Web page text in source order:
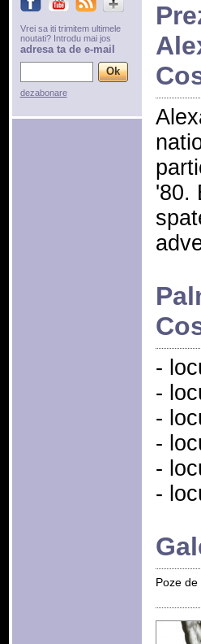
'80.
-
-
-
-
-
-
Poze
Vrei sa iti trimitem ultimele
noutati? Introdu mai jos
adresa ta de e-mail
dezabonare